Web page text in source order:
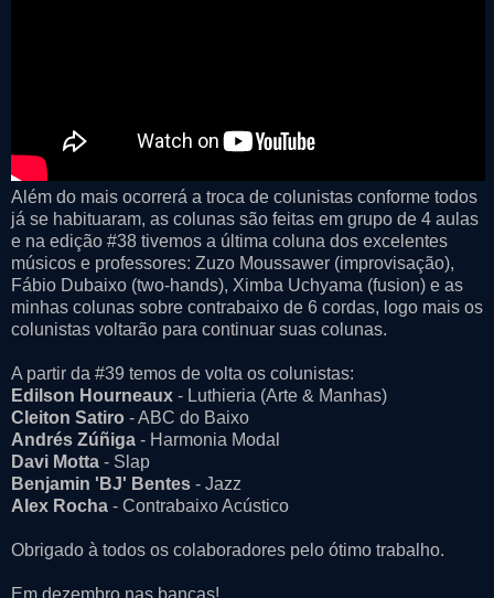
Além do mais ocorrerá a troca de colunistas conforme todos
já se habituaram, as colunas são feitas em grupo de 4 aulas
e na edição #38 tivemos a última coluna dos excelentes
músicos e professores: Zuzo Moussawer (improvisação),
Fábio Dubaixo (two-hands), Ximba Uchyama (fusion) e as
minhas colunas sobre contrabaixo de 6 cordas, logo mais os
colunistas voltarão para continuar suas colunas.
A partir da #39 temos de volta os colunistas:
Edilson Hourneaux - Luthieria (Arte & Manhas)
Cleiton Satiro - ABC do Baixo
Andrés Zúñiga - Harmonia Modal
Davi Motta - Slap
Benjamin 'BJ' Bentes - Jazz
Alex Rocha - Contrabaixo Acústico
Obrigado à todos os colaboradores pelo ótimo trabalho.